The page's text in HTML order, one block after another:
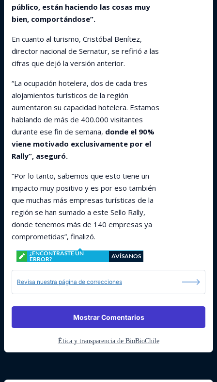
público, están haciendo las cosas muy
bien, comportándose”.
En cuanto al turismo, Cristóbal Benítez,
director nacional de Sernatur, se refirió a las
cifras que dejó la versión anterior.
“La ocupación hotelera, dos de cada tres
alojamientos turísticos de la región
aumentaron su capacidad hotelera. Estamos
hablando de más de 400.000 visitantes
durante ese fin de semana, donde el 90%
viene motivado exclusivamente por el
Rally”, aseguró.
“Por lo tanto, sabemos que esto tiene un
impacto muy positivo y es por eso también
que muchas más empresas turísticas de la
región se han sumado a este Sello Rally,
donde tenemos más de 140 empresas ya
comprometidas”, finalizó.
¿ENCONTRASTE UN
ERROR?
AVÍSANOS
Revisa nuestra página de correcciones
Mostrar Comentarios
Ética y transparencia de BioBioChile